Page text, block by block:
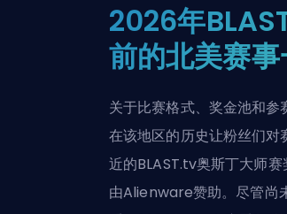
2026年
前的北美赛事
关于比赛格式、奖金池和参
在该地区的历史让粉丝们
近的BLAST.tv奥斯丁大师
由Alienware赞助。尽管尚